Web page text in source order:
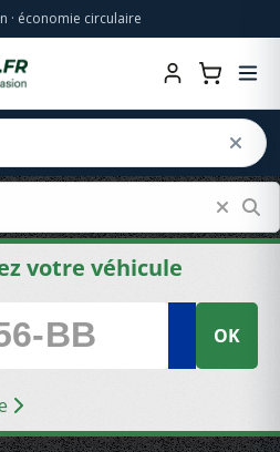
· économie circulaire
votre véhicule
OK